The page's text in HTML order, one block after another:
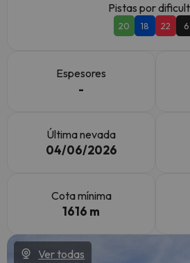
Pistas por
20 18 22 6
Espesores
-
Última nevada
04/06/2026
Cota mínima
1616 m
Ver todas